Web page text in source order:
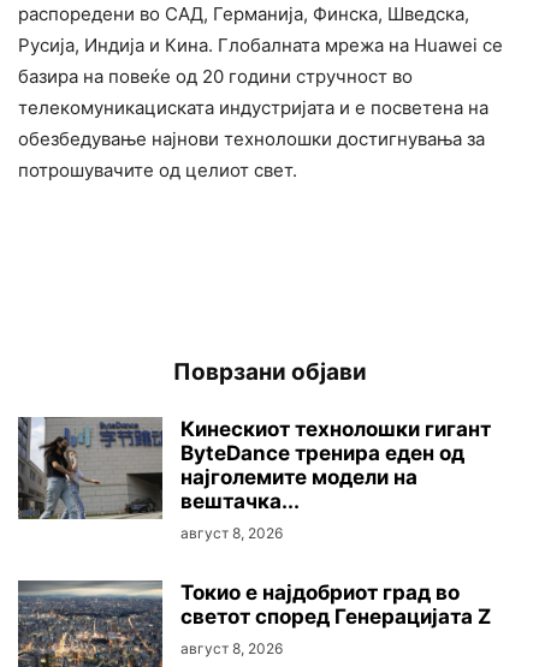
распоредени во САД, Германија, Финска, Шведска,
Русија, Индија и Кина. Глобалната мрежа на Huawei се
базира на повеќе од 20 години стручност во
телекомуникациската индустријата и е посветена на
обезбедување најнови технолошки достигнувања за
потрошувачите од целиот свет.
Поврзани објави
Кинескиот технолошки гигант
ByteDance тренира еден од
најголемите модели на
вештачка...
август 8, 2026
Токио е најдобриот град во
светот според Генерацијата Z
август 8, 2026